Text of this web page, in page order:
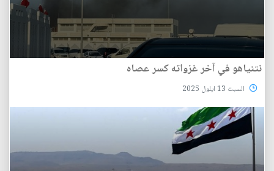
نتنياهو في آخر غزواته كسر عصاه
السبت 13 ايلول 2025